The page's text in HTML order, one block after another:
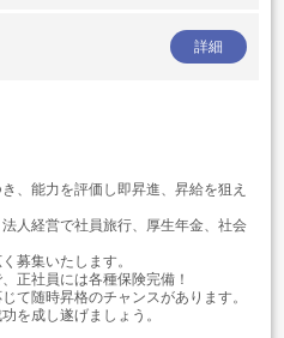
詳細
、能力を評価し即昇進、昇給を狙え
人経営で社員旅行、厚生年金、社会
募集いたします。
正社員には各種保険完備！
て随時昇格のチャンスがあります。
を成し遂げましょう。